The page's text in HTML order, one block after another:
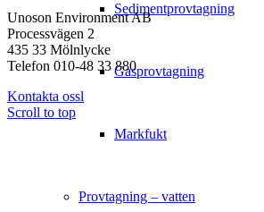
Sedimentprovtagning
Gasprovtagning
Markfukt
Provtagning – vatten
Unoson Environment AB
Processvägen 2
435 33 Mölnlycke
Telefon 010-48 33 880
Kontakta ossl
Scroll to top